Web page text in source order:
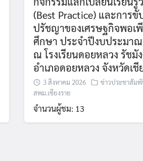
(Best Practice) และการ
ปรัชญาของเศรษฐกิจพอเ
ศึกษา ประจำปีงบประมา
ณ โรงเรียนดอยหลวง รัชมั
อำเภอดอยหลวง จังหวัดเชี
3 สิงหาคม 2026
ข่าวประชาสัม
สพม.เชียงราย
จำนวนผู้ชม: 13